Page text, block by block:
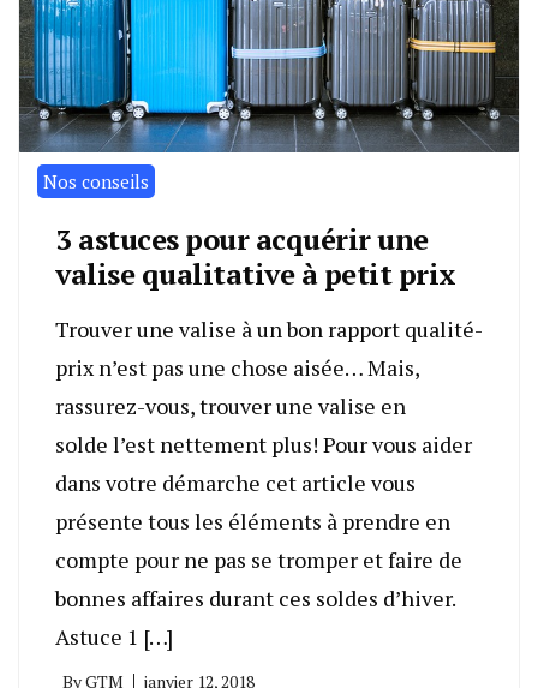
Nos conseils
3 astuces pour acquérir une
valise qualitative à petit prix
Trouver une valise à un bon rapport qualité-
prix n’est pas une chose aisée… Mais,
rassurez-vous, trouver une valise en
solde l’est nettement plus! Pour vous aider
dans votre démarche cet article vous
présente tous les éléments à prendre en
compte pour ne pas se tromper et faire de
bonnes affaires durant ces soldes d’hiver.
Astuce 1 […]
ByGTM janvier 12, 2018